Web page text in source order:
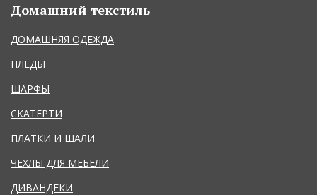
Домашний текстиль
ДОМАШНЯЯ ОДЕЖДА
ПЛЕДЫ
ШАРФЫ
СКАТЕРТИ
ПЛАТКИ И ШАЛИ
ЧЕХЛЫ ДЛЯ МЕБЕЛИ
ДИВАНДЕКИ